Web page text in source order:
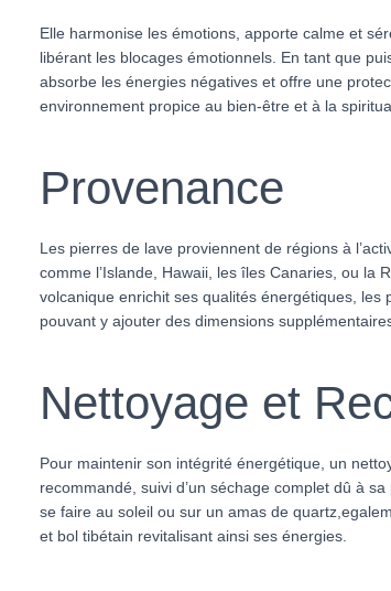
Elle harmonise les émotions, apporte calme et
libérant les blocages émotionnels. En tant que
absorbe les énergies négatives et offre une
environnement propice au bien-être et à la
Provenance
Les pierres de lave proviennent de régions à
comme l’Islande, Hawaii, les îles Canaries, ou la
volcanique enrichit ses qualités énergétiques, les
pouvant y ajouter des dimensions
Nettoyage et
Pour maintenir son intégrité énergétique, un
recommandé, suivi d’un séchage complet dû à
se faire au soleil ou sur un amas de
et bol tibétain revitalisant ainsi ses énergies.